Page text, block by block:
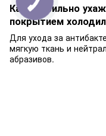
Как правильно
покрытием
Для ухода за
мягкую ткань и
абразивов.